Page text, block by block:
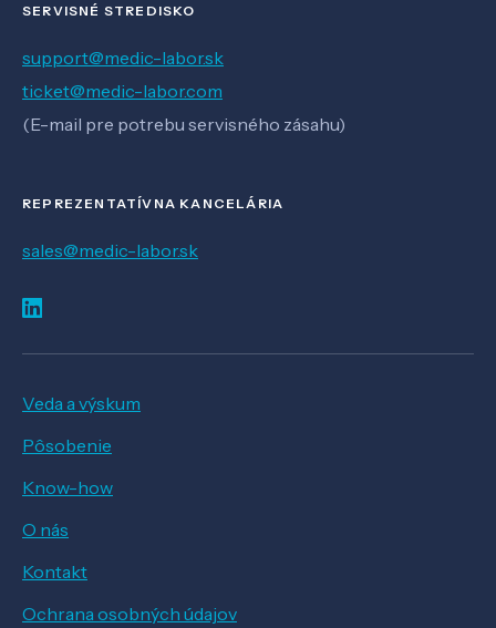
SERVISNÉ STREDISKO
support@medic-labor.sk
ticket@medic-labor.com
(E-mail pre potrebu servisného zásahu)
REPREZENTATÍVNA KANCELÁRIA
sales@medic-labor.sk
Veda a výskum
Pôsobenie
Know-how
O nás
Kontakt
Ochrana osobných údajov